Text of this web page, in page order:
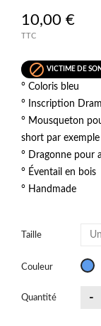
10,00 €
TTC
 VICTIME DE
° Coloris bleu
° Inscription
° Mousqueton
short par exemple
° Dragonne pour
° Éventail en bois
° Handmade
Taille
Couleur
Quantité -